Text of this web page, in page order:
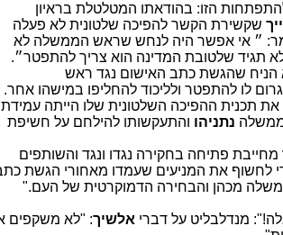
הזו: בהודאתו המטלטלת בראיון
שקשירת הקשר להפיכה שלטונית לא פעלה
״ אי אפשר היה לנחש שראש הממשלה לא
שלטובת המדינה הוא צריך להתפטר״.
שהגשת כתב האישום נגד ראש
לו להתפטר ולליכוד להחליפו במישהו אחר.
תכנית ההפיכה השלטונית שלו הייתה עמידתו
נתניהווהתעקשותו להילחם על חשיפת
פתיחה בחקירה נגדו ונגד והשותפים
לחשוף את המניעים שעמדו מאחורי הגשת כתב
מכהן והבחירה הדמוקרטית של העם."
מנדלבליט על דבריאלשיך: "לא משקפים